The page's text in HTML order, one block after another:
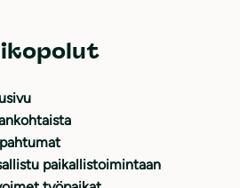
paikallistoimintaan